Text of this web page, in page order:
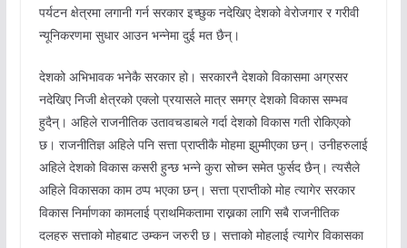
पर्यटन क्षेत्रमा लगानी गर्न सरकार इच्छुक नदेखिए देशको वेरोजगार र गरीवी
न्यूनिकरणमा सुधार आउन भन्नेमा दुई मत छैन्।
देशको अभिभावक भनेकै सरकार हो। सरकारनै देशको विकासमा अग्रसर
नदेखिए निजी क्षेत्रको एक्लो प्रयासले मात्र समग्र देशको विकास सम्भव
हुदैन्। अहिले राजनीतिक उतावचडाबले गर्दा देशको विकास गती रोकिएको
छ। राजनीतिज्ञ अहिले पनि सत्ता प्राप्तीकै मोहमा झुम्मीएका छन्। उनीहरुलाई
अहिले देशको विकास कसरी हुन्छ भन्ने कुरा सोच्न समेत फुर्सद छैन्। त्यसैले
अहिले विकासका काम ठप्प भएका छन्। सत्ता प्राप्तीको मोह त्यागेर सरकार
विकास निर्माणका कामलाई प्राथमिकतामा राख्नका लागि सबै राजनीतिक
दलहरु सत्ताको मोहबाट उम्कन जरुरी छ। सत्ताको मोहलाई त्यागेर विकासका